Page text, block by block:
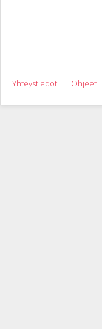
Yhteystiedot Ohjeet